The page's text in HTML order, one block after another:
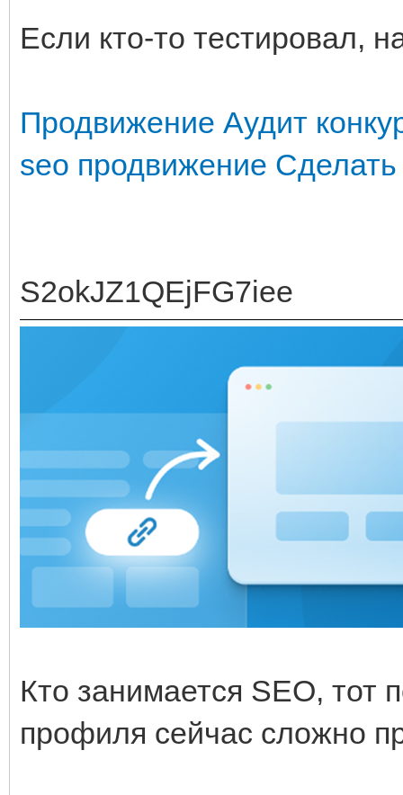
Если кто-то тестировал,
Продвижение Аудит
seo продвижение Сделать
S2okJZ1QEjFG7iee
Кто занимается SEO, тот
профиля сейчас сложно